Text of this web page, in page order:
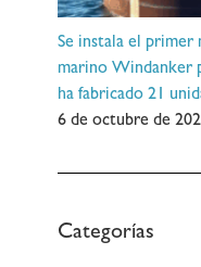
Se instala el
marino Windanker
ha fabricado 21
6 de octubre de
Categorías